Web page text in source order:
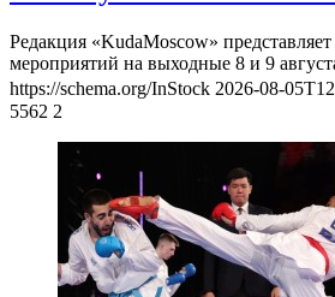
Редакция «KudaMoscow»
мероприятий на выходные 8 и 9
https://schema.org/InStock 2026-08-
5562 2